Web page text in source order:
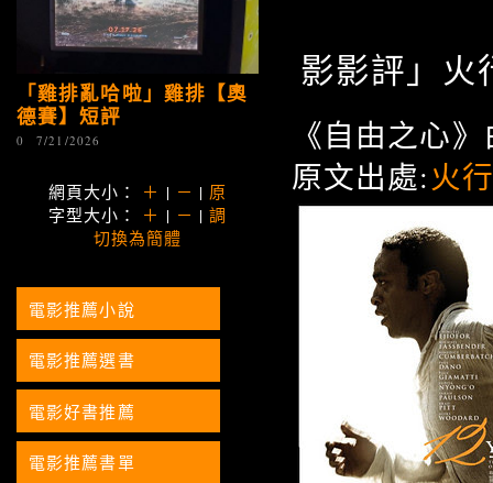
影影評」火
《自由之心
原文出處:火
「雞排亂哈啦」雞排【奧
德賽】短評
0 7/21/2026
網頁大小： ＋ | － | 原
字型大小： ＋ | － |調
切換為簡體
電影推薦小說
電影推薦選書
電影好書推薦
電影推薦書單